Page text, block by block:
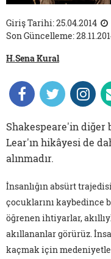
Giriş Tarihi: 25.04.2014
Son Güncelleme:
H.Sena Kural
Shakespeare'in diğer
Lear'ın hikâyesi de
alınmadır.
İnsanlığın absürt
çocuklarını kaybedince
öğrenen ihtiyarlar,
akıllananlar görürüz.
kaçmak için